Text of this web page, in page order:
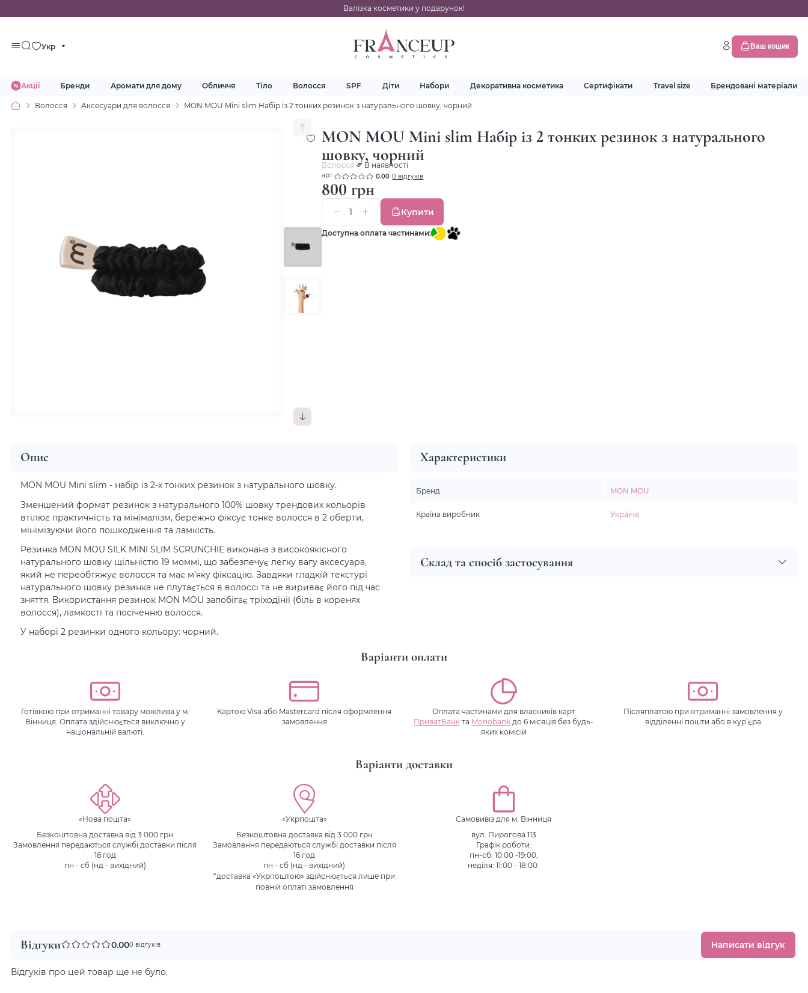
Валізка косметики у подарунок!
Укр Ваш кошик
Акції Бренди Аромати для дому Обличчя Тіло Волосся SPF Діти Набори Декоративна косметика Сертифікати Travel size Брендовані матеріали
Волосся Аксесуари для волосся MON MOU Mini slim Набір із 2 тонких резинок з натурального шовку, чорний
MON MOU Mini slim Набір із 2 тонких резинок з натурального
шовку, чорний
Волосся В наявності
арт. 0.00 0 відгуків
800 грн
Купити
Доступна оплата частинами:
Опис
MON MOU Mini slim - набір із 2-х тонких резинок з натурального шовку.
Зменшений формат резинок з натурального 100% шовку трендових кольорів
втілює практичність та мінімалізм, бережно фіксує тонке волосся в 2 оберти,
мінімізуючи його пошкодження та ламкість.
Резинка MON MOU SILK MINI SLIM SCRUNCHIE виконана з високоякісного
натурального шовку щільністю 19 моммі, що забезпечує легку вагу аксесуара,
який не переобтяжує волосся та має м’яку фіксацію. Завдяки гладкій текстурі
натурального шовку резинка не плутається в волоссі та не вириває його під час
зняття. Використання резинок MON MOU запобігає тріходінії (біль в коренях
волосся), ламкості та посіченню волосся.
У наборі 2 резинки одного кольору: чорний.
Склад та спосіб застосування
Характеристики
Бренд MON MOU
Країна виробник Україна
Варіанти оплати
Готівкою при отриманні товару можлива у м.
Вінниця. Оплата здійснюється виключно у
національній валюті.
Картою Visa або Mastercard після оформлення
замовлення
Оплата частинами для власників карт
ПриватБанк та Monobank до 6 місяців без будь-
яких комісій
Післяплатою при отриманні замовлення у
відділенні пошти або в кур’єра
Варіанти доставки
«Нова пошта»
Безкоштовна доставка від 3 000 грн
Замовлення передаються службі доставки після
16 год
пн - сб (нд - вихідний)
«Укрпошта»
Безкоштовна доставка від 3 000 грн
Замовлення передаються службі доставки після
16 год
пн - сб (нд - вихідний)
*доставка «Укрпоштою» здійснюється лише при
повній оплаті замовлення
Самовивіз для м. Вінниця
вул. Пирогова 113
Графік роботи:
пн-сб: 10:00 -19:00,
неділя: 11:00 - 18:00.
Відгуки 0.000 відгуків Написати відгук
Відгуків про цей товар ще не було.